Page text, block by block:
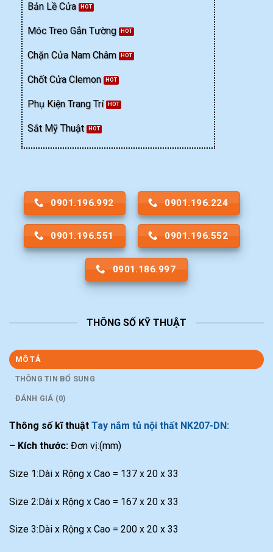
Bản Lề Cửa
Móc Treo Gắn Tường
Chặn Cửa Nam Châm
Chốt Cửa Clemon
Phụ Kiện Trang Trí
Sắt Mỹ Thuật
0901.196.992 0901.196.224
0901.196.551 0901.196.552
0901.186.997
THÔNG SỐ KỸ THUẬT
MÔ TẢ
THÔNG TIN BỔ SUNG
ĐÁNH GIÁ (0)
Thông số kĩ thuật Tay nắm tủ nội thất NK207-DN:
– Kích thước: Đơn vị:(mm)
Size 1:Dài x Rộng x Cao = 137 x 20 x 33
Size 2:Dài x Rộng x Cao = 167 x 20 x 33
Size 3:Dài x Rộng x Cao = 200 x 20 x 33